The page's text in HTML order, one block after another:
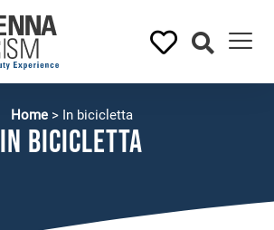
Home> In bicicletta
In bicicletta